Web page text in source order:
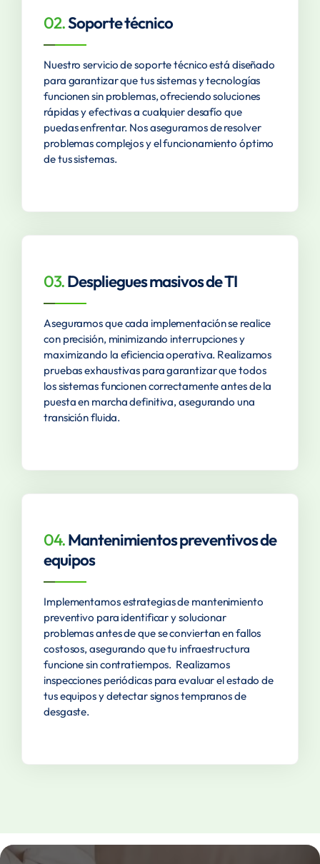
02.Soporte técnico
Nuestro servicio de soporte técnico está diseñado
para garantizar que tus sistemas y tecnologías
funcionen sin problemas, ofreciendo soluciones
rápidas y efectivas a cualquier desafío que
puedas enfrentar. Nos aseguramos de resolver
problemas complejos y el funcionamiento óptimo
de tus sistemas.
03.Despliegues masivos de TI
Aseguramos que cada implementación se realice
con precisión, minimizando interrupciones y
maximizando la eficiencia operativa. Realizamos
pruebas exhaustivas para garantizar que todos
los sistemas funcionen correctamente antes de la
puesta en marcha definitiva, asegurando una
transición fluida.
04.Mantenimientos preventivos de
equipos
Implementamos estrategias de mantenimiento
preventivo para identificar y solucionar
problemas antes de que se conviertan en fallos
costosos, asegurando que tu infraestructura
funcione sin contratiempos. Realizamos
inspecciones periódicas para evaluar el estado de
tus equipos y detectar signos tempranos de
desgaste.